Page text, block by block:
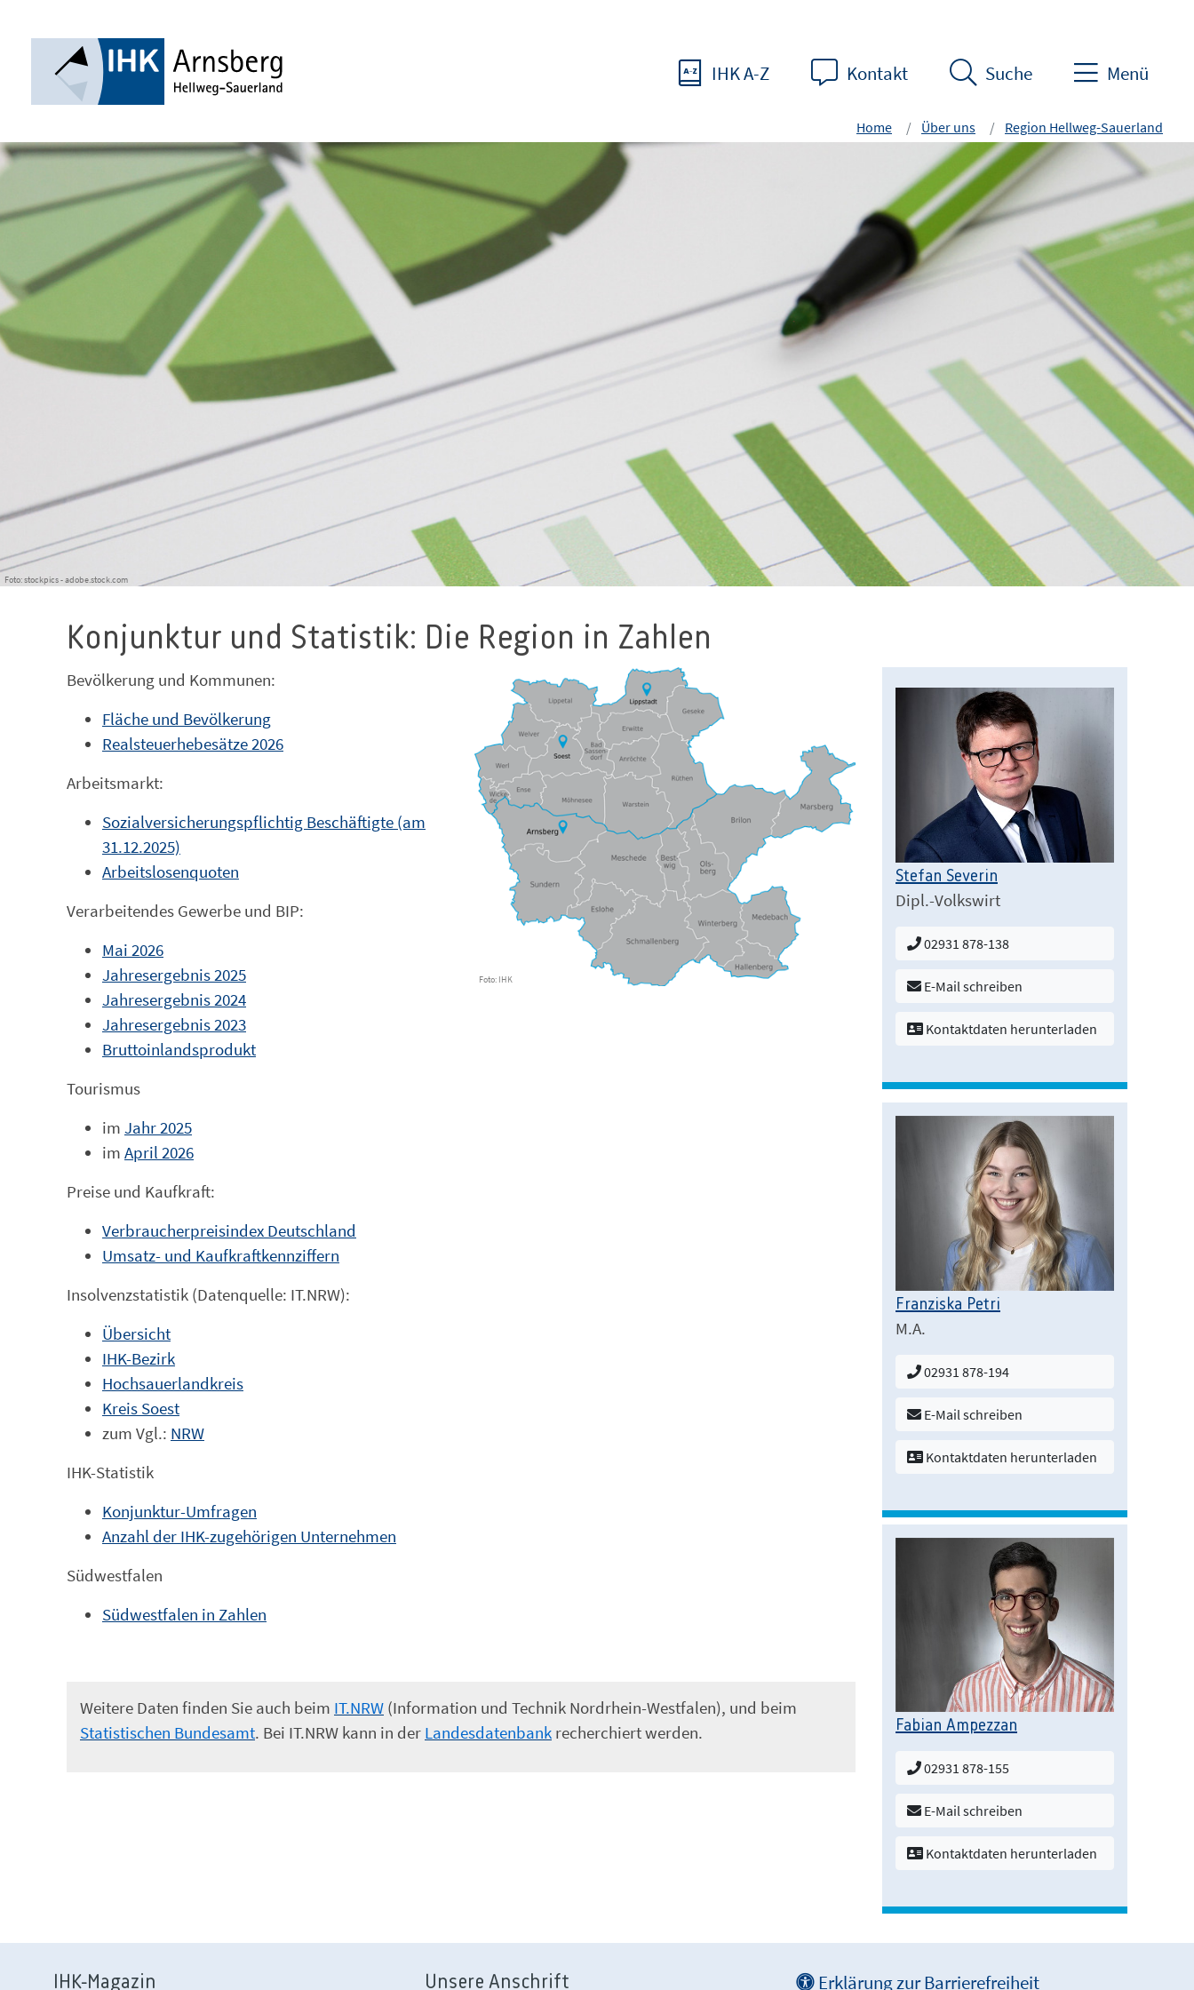
IHK A-Z Kontakt Suche Menü
Home Über uns Region Hellweg-Sauerland
Foto: stockpics - adobe.stock.com
Konjunktur und Statistik: Die Region in Zahlen
Bevölkerung und Kommunen:
Fläche und Bevölkerung
Realsteuerhebesätze 2026
Arbeitsmarkt:
Sozialversicherungspflichtig Beschäftigte (am
31.12.2025)
Arbeitslosenquoten
Verarbeitendes Gewerbe und BIP:
Mai 2026
Jahresergebnis 2025
Jahresergebnis 2024
Jahresergebnis 2023
Bruttoinlandsprodukt
Tourismus
im Jahr 2025
im April 2026
Preise und Kaufkraft:
Verbraucherpreisindex Deutschland
Umsatz- und Kaufkraftkennziffern
Insolvenzstatistik (Datenquelle: IT.NRW):
Übersicht
IHK-Bezirk
Hochsauerlandkreis
Kreis Soest
zum Vgl.: NRW
IHK-Statistik
Konjunktur-Umfragen
Anzahl der IHK-zugehörigen Unternehmen
Südwestfalen
Südwestfalen in Zahlen
Foto: IHK
Weitere Daten finden Sie auch beim IT.NRW (Information und Technik Nordrhein-Westfalen), und beim
Statistischen Bundesamt. Bei IT.NRW kann in der Landesdatenbank recherchiert werden.
Stefan Severin
Dipl.-Volkswirt
02931 878-138
E-Mail schreiben
Kontaktdaten herunterladen
Franziska Petri
M.A.
02931 878-194
E-Mail schreiben
Kontaktdaten herunterladen
Fabian Ampezzan
02931 878-155
E-Mail schreiben
Kontaktdaten herunterladen
IHK-Magazin Unsere Anschrift Erklärung zur Barrierefreiheit